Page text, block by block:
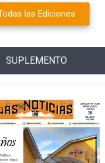
las Ediciones
SUPLEMENTO